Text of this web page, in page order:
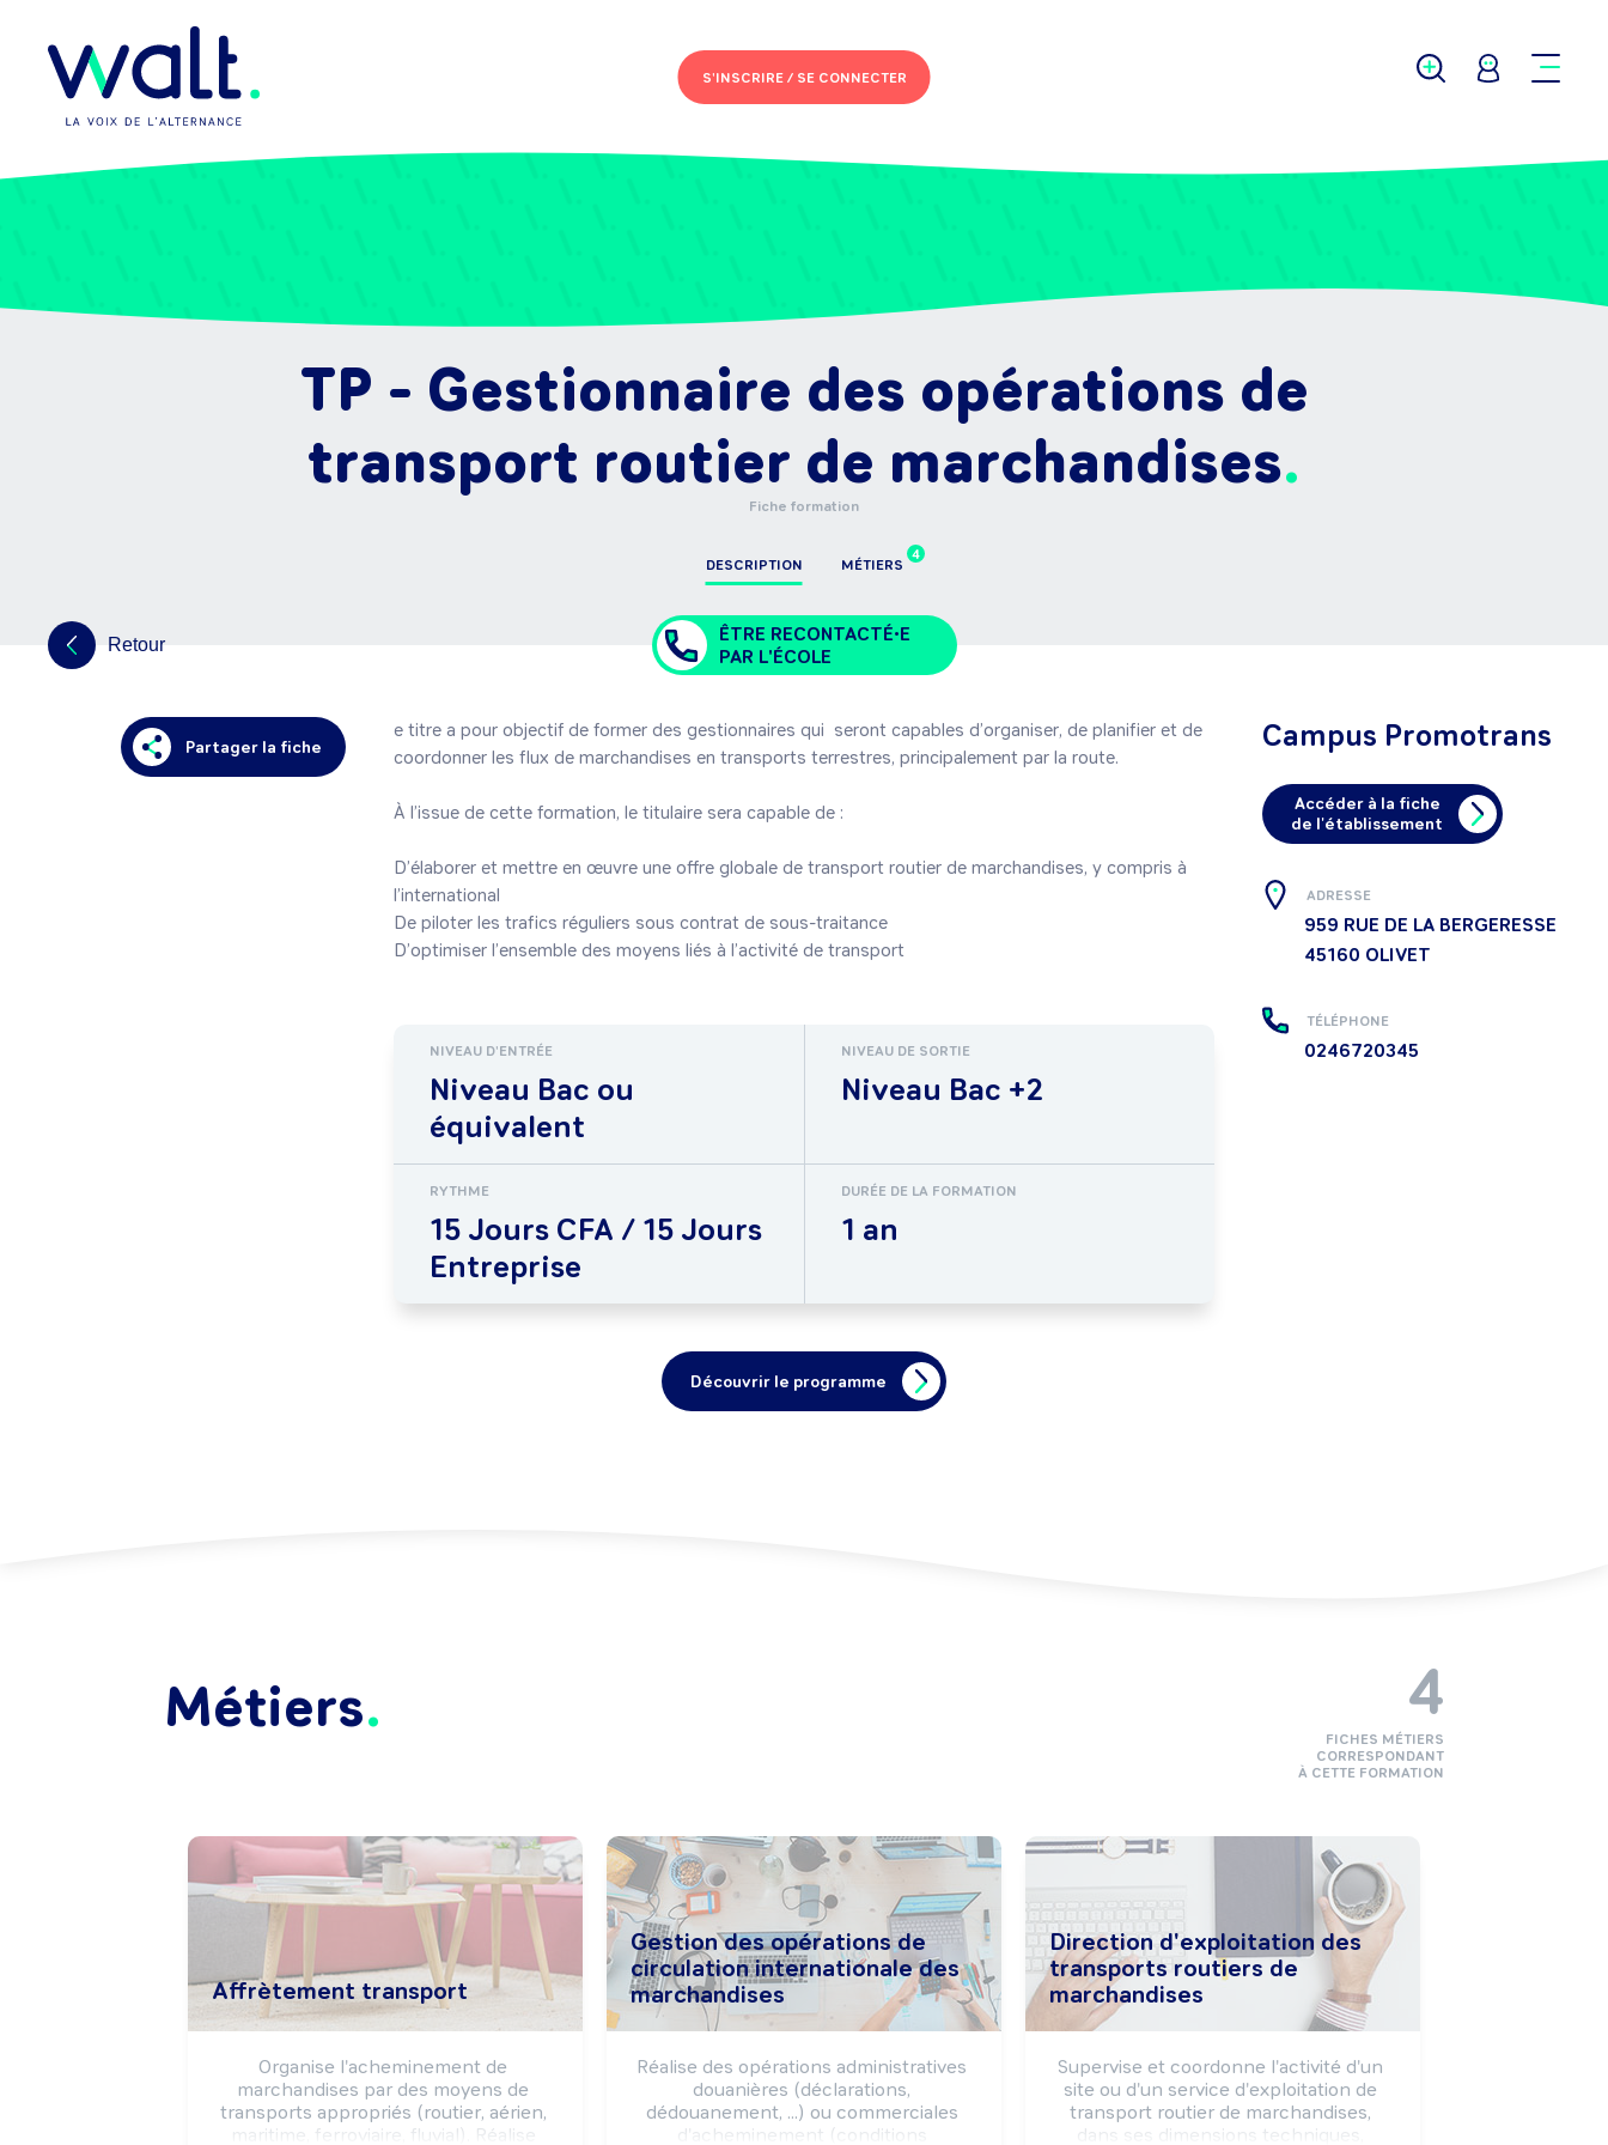
S'INSCRIRE /SE CONNECTER
TP - Gestionnaire des opérations de
transport routier de marchandises
Fiche formation
DESCRIPTION
4
MÉTIERS
ÊTRE RECONTACTÉ•E
PAR L'ÉCOLE
Retour
Partager la fiche
e titre a pour objectif de former des gestionnaires qui  seront capables d’organiser, de planifier et de
coordonner les flux de marchandises en transports terrestres, principalement par la route.
À l’issue de cette formation, le titulaire sera capable de :
D’élaborer et mettre en œuvre une offre globale de transport routier de marchandises, y compris à
l’international
De piloter les trafics réguliers sous contrat de sous-traitance
D’optimiser l’ensemble des moyens liés à l’activité de transport
NIVEAU D'ENTRÉE
Niveau Bac ou
équivalent
NIVEAU DE SORTIE
Niveau Bac +2
RYTHME
15 Jours CFA / 15 Jours
Entreprise
DURÉE DE LA FORMATION
1 an
Découvrir le programme
Campus Promotrans
Accéder à la fiche
de l'établissement
ADRESSE
959 RUE DE LA BERGERESSE
45160 OLIVET
TÉLÉPHONE
0246720345
Métiers
Affrètement transport
Organise l'acheminement de
marchandises par des moyens de
transports appropriés (routier, aérien,
maritime, ferroviaire, fluvial). Réalise
Gestion des opérations de
circulation internationale des
marchandises
Réalise des opérations administratives
douanières (déclarations,
dédouanement, ...) ou commerciales
d'acheminement (conditions
Direction d'exploitation des
transports routiers de
marchandises
Supervise et coordonne l'activité d'un
site ou d'un service d'exploitation de
transport routier de marchandises,
dans ses dimensions techniques,
4
FICHES MÉTIERS
CORRESPONDANT
À CETTE FORMATION